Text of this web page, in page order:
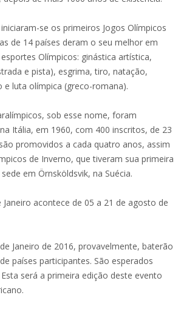
se os primeiros Jogos Olímpicos
de 14 países deram o seu melhor em
Olímpicos: ginástica artística,
e pista), esgrima, tiro, natação,
e luta olímpica (greco-romana).
sob esse nome, foram
Itália, em 1960, com 400 inscritos, de 23
promovidos a cada quatro anos, assim
de Inverno, que tiveram sua primeira
em Örnsköldsvik, na Suécia.
acontece de 05 a 21 de agosto de
Janeiro de 2016, provavelmente, baterão
países participantes. São esperados
será a primeira edição deste evento